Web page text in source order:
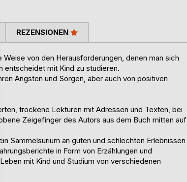
von den Herausforderungen, denen man sich
entscheidet mit Kind zu studieren.
Ängsten und Sorgen, aber auch von positiven
trockene Lektüren mit Adressen und Texten, bei
Zeigefinger des Autors aus dem Buch mitten auf
Sammelsurium an guten und schlechten Erlebnissen
in Form von Erzählungen und
mit Kind und Studium von verschiedenen
REZENSIONEN